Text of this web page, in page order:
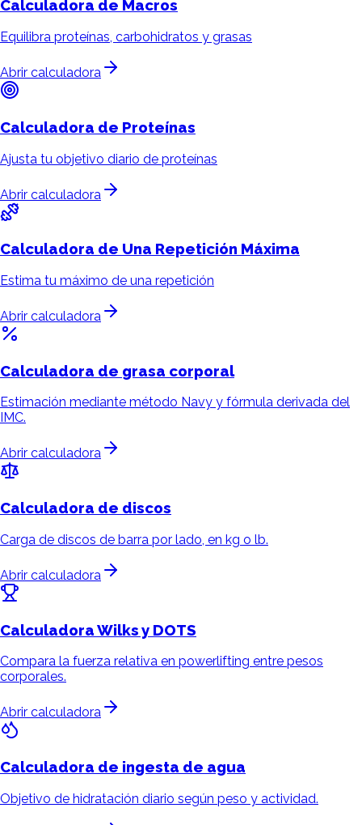
Calculadora de Macros
Equilibra proteínas, carbohidratos y grasas
Abrir calculadora
Calculadora de Proteínas
Ajusta tu objetivo diario de proteínas
Abrir calculadora
Calculadora de Una Repetición Máxima
Estima tu máximo de una repetición
Abrir calculadora
Calculadora de grasa corporal
Estimación mediante método Navy y fórmula derivada del
IMC.
Abrir calculadora
Calculadora de discos
Carga de discos de barra por lado, en kg o lb.
Abrir calculadora
CalculadoraWilks y DOTS
Compara la fuerza relativa en powerlifting entre pesos
corporales.
Abrir calculadora
Calculadora de ingesta de agua
Objetivo de hidratación diario según peso y actividad.